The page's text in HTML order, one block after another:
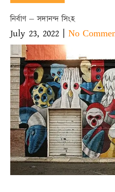
নির্বাণ – সদানন্দ সিংহ
July 23, 2022 | No